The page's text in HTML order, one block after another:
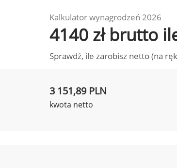
Kalkulator wynagrodzeń 2026
4140 zł brutto
Sprawdź, ile zarobisz netto (na
3 151,89 PLN
kwota netto